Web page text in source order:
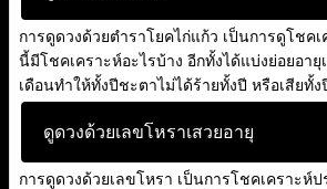
การดูดวงด้วยตำราโยคไก่แก้ว เป็นการดูโชค
นี้มีโชคเคราะห์อะไรบ้าง อีกทั้งได้แบ่งย่อยอา
เดือนทำให้ทั้งปีชะตาไม่ได้ร้ายทั้งปี หรือเสียทั้ง
ดูดวงด้วยเลขโหราเสวยอายุ
การดูดวงด้วยเลขโหรา เป็นการโชคเคราะห์